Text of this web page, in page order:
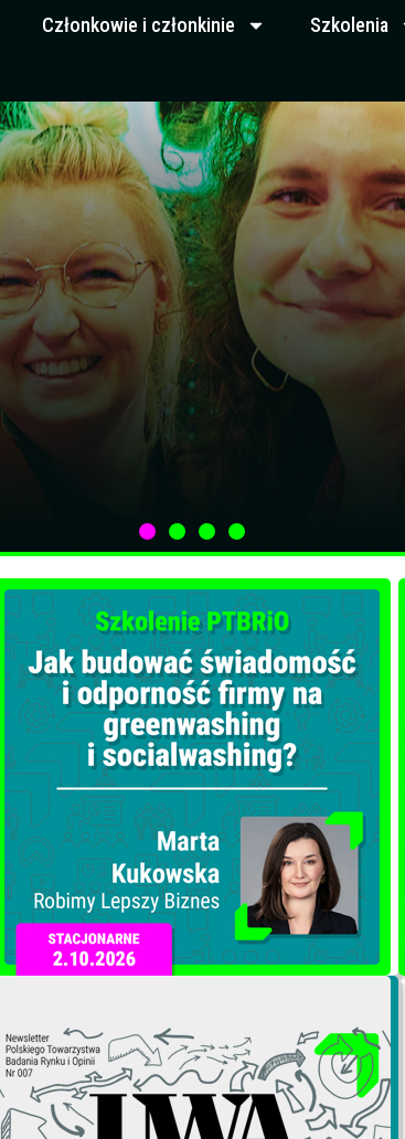
Członkowie i członkinie Szkolenia
skupiającym osoby
i społecznych
wartości